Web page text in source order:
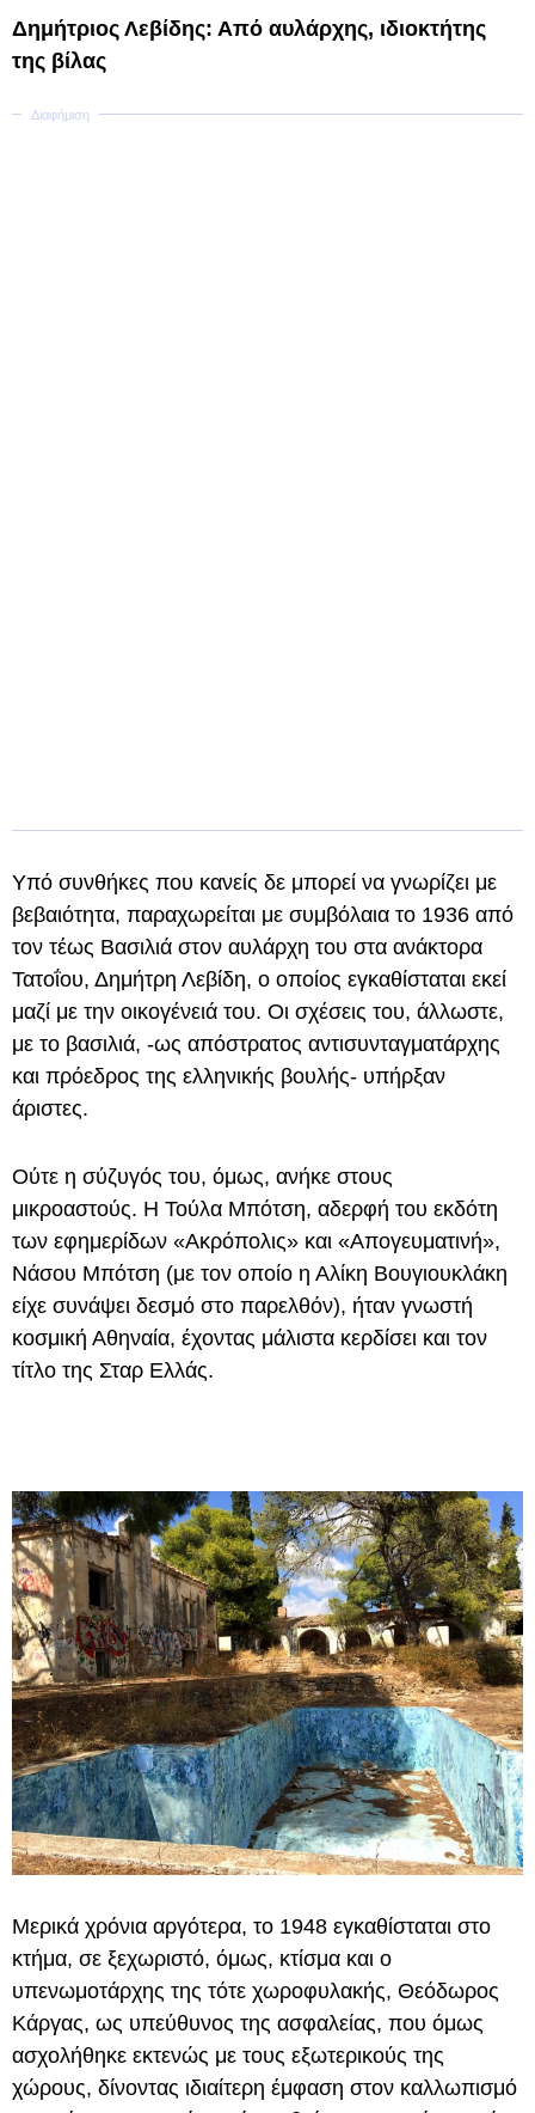
Δημήτριος Λεβίδης: Από αυλάρχης, ιδιοκτήτης
της βίλας
Υπό συνθήκες που κανείς δε μπορεί να γνωρίζει με
βεβαιότητα, παραχωρείται με συμβόλαια το 1936 από
τον τέως Βασιλιά στον αυλάρχη του στα ανάκτορα
Τατοΐου, Δημήτρη Λεβίδη, ο οποίος εγκαθίσταται εκεί
μαζί με την οικογένειά του. Οι σχέσεις του, άλλωστε,
με το βασιλιά, -ως απόστρατος αντισυνταγματάρχης
και πρόεδρος της ελληνικής βουλής- υπήρξαν
άριστες.
Ούτε η σύζυγός του, όμως, ανήκε στους
μικροαστούς. Η Τούλα Μπότση, αδερφή του εκδότη
των εφημερίδων «Ακρόπολις» και «Απογευματινή»,
Νάσου Μπότση (με τον οποίο η Αλίκη Βουγιουκλάκη
είχε συνάψει δεσμό στο παρελθόν), ήταν γνωστή
κοσμική Αθηναία, έχοντας μάλιστα κερδίσει και τον
τίτλο της Σταρ Ελλάς.
Μερικά χρόνια αργότερα, το 1948 εγκαθίσταται στο
κτήμα, σε ξεχωριστό, όμως, κτίσμα και ο
υπενωμοτάρχης της τότε χωροφυλακής, Θεόδωρος
Κάργας, ως υπεύθυνος της ασφαλείας, που όμως
ασχολήθηκε εκτενώς με τους εξωτερικούς της
χώρους, δίνοντας ιδιαίτερη έμφαση στον καλλωπισμό